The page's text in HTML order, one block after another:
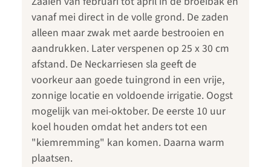
vanaf mei direct in de volle grond. De zaden
alleen maar zwak met aarde bestrooien en
aandrukken. Later verspenen op 25 x 30 cm
afstand. De Neckarriesen sla geeft de
voorkeur aan goede tuingrond in een vrije,
zonnige locatie en voldoende irrigatie. Oogst
mogelijk van mei-oktober. De eerste 10 uur
koel houden omdat het anders tot een
"kiemremming" kan komen. Daarna warm
plaatsen.